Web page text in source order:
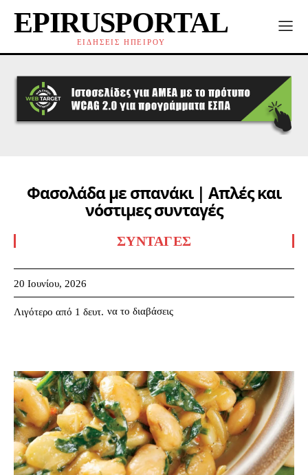
EPIRUSPORTAL
ΕΙΔΗΣΕΙΣ ΗΠΕΙΡΟΥ
Φασολάδα με σπανάκι | Απλές και
νόστιμες συνταγές
ΣΥΝΤΑΓΈΣ
20 Ιουνίου, 2026
Λιγότερο από 1 δευτ. να το διαβάσεις